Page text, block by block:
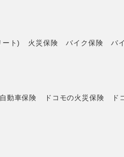
ート) 火災保険 バイク保険 バ
動車保険 ドコモの火災保険 ド